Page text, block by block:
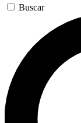
Buscar